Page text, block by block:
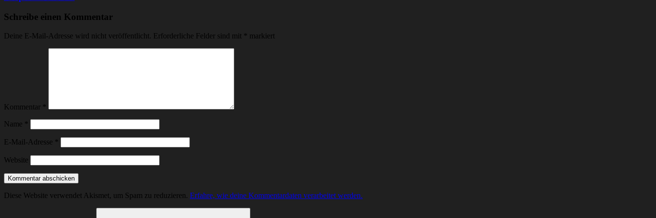
Schreibe einen Kommentar
Deine E-Mail-Adresse wird nicht veröffentlicht. Erforderliche Felder sind mit * markiert
Kommentar *
Name *
E-Mail-Adresse *
Website
Diese Website verwendet Akismet, um Spam zu reduzieren. Erfahre, wie deine Kommentardaten verarbeitet werden.